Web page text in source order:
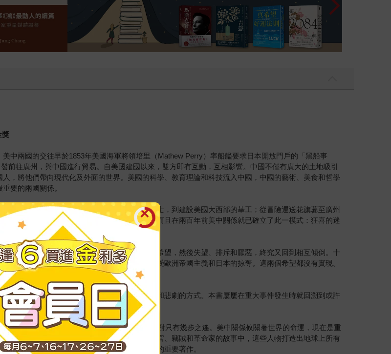
獎
中兩國的交往早於1853年美國海軍將領培里（Mathew Perry）率船艦要求日本開放門戶的「黑船事
前往廣州，與中國進行貿易。自美國建國以來，雙方即有互動，互相影響。中國不僅有廣大的土地吸引
，將他們帶向現代化及外面的世界。美國的科學、教育理論和科技流入中國，中國的藝術、美食和哲學
要的兩國關係。
。從將基督教福音和教育帶至中國的美國傳教士，到建設美國大西部的華工；從冒險運送花旗蔘至廣州
軍艦；美國與中國一直維持著戲劇性的交鋒，而且在兩百年前美中關係就已確立了此一模式：狂喜的迷
的概念來描述。雙方都經歷狂熱的魅力，產生希望，然後失望、排斥和厭惡，終究又回到相互傾倒。十
家，此時北京朝廷命官依賴美國，保護中國不受歐洲帝國主義和日本的掠奪。這兩個希望都沒有實現。
兩個多世紀以來，美國與中國交往中令人驚奇和悲劇的方式。本書屢屢在重大事件發生時就回溯到或許
，來了解美中關係循環往復式的宿命輪迴。
2018年川普總統發動美中貿易戰，兩國距離敵對只有幾步之遙。美中關係攸關著世界的命運，現在是重
於「美國和中國商人、冒險家、傳教士、外交官、竊賊和革命家的故事中，這些人物打造出地球上所有
心弦的著作，並成為了解美中關係史不可或缺的重要著作。